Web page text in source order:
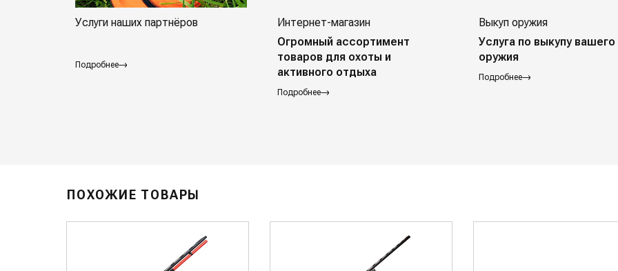
Услуги наших партнёров
Подробнее
Интернет-магазин
Огромный ассортимент
товаров для охоты и
активного отдыха
Подробнее
Выкуп оружия
Услуга по выкупу вашего
оружия
Подробнее
ПОХОЖИЕ ТОВАРЫ